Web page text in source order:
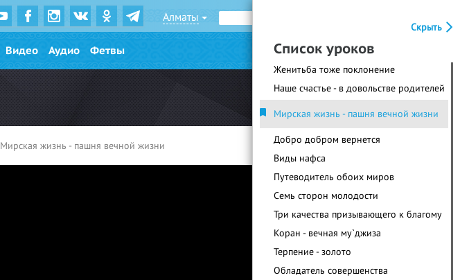
Алматы
Видео Аудио Фетвы Войти | Регистрация
Мирская жизнь - пашня вечной жизни
Скрыть
Список уроков
Женитьба тоже поклонение
Наше счастье - в довольстве родителей
Мирская жизнь - пашня вечной жизни
Добро добром вернется
Виды нафса
Путеводитель обоих миров
Семь сторон молодости
Три качества призывающего к благому
Коран - вечная му`джиза
Терпение - золото
Обладатель совершенства